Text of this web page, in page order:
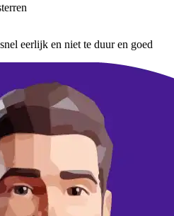
eerlijk en niet te duur en goed